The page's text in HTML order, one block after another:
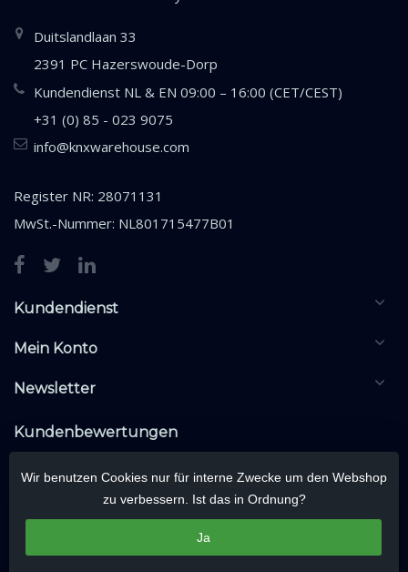
Duitslandlaan 33
2391 PC Hazerswoude-Dorp
Kundendienst NL & EN 09:00 – 16:00 (CET/CEST)
+31 (0) 85 - 023 9075
info@knxwarehouse.com
Register NR: 28071131
MwSt.-Nummer: NL801715477B01
Kundendienst
Mein Konto
Newsletter
Kundenbewertungen
Wir benutzen Cookies nur für interne Zwecke um den Webshop
zu verbessern. Ist das in Ordnung?
Ja